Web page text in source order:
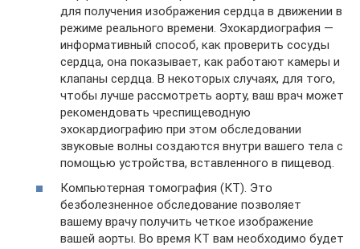
для получения изображения сердца в движении в
режиме реального времени. Эхокардиография —
информативный способ, как проверить сосуды
сердца, она показывает, как работают камеры и
клапаны сердца. В некоторых случаях, для того,
чтобы лучше рассмотреть аорту, ваш врач может
рекомендовать чреспищеводную
эхокардиографию при этом обследовании
звуковые волны создаются внутри вашего тела с
помощью устройства, вставленного в пищевод.
Компьютерная томография (КТ). Это
безболезненное обследование позволяет
вашему врачу получить четкое изображение
вашей аорты. Во время КТ вам необходимо будет